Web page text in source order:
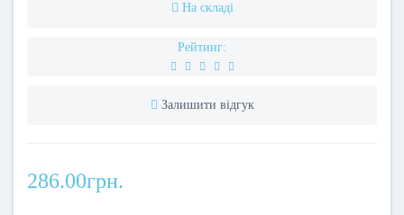
На складі
Рейтинг:
Залишити відгук
286.00грн.